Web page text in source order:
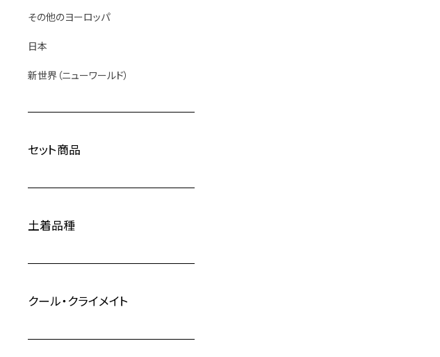
その他のヨーロッパ
日本
新世界（ニューワールド）
セット商品
土着品種
クール・クライメイト